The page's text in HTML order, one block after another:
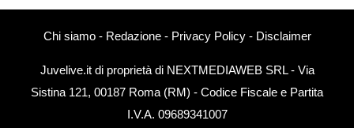
Chi siamo- Redazione- Privacy Policy- Disclaimer
Juvelive.it di proprietà di NEXTMEDIAWEB SRL - Via
Sistina 121, 00187 Roma (RM) - Codice Fiscale e Partita
I.V.A. 09689341007